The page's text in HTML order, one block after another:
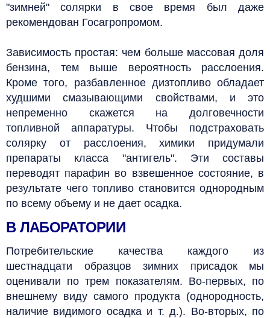
"зимней" солярки в свое время был даже
рекомендован Госагропромом.
Зависимость простая: чем больше массовая доля
бензина, тем выше вероятность расслоения.
Кроме того, разбавленное дизтопливо обладает
худшими смазывающими свойствами, и это
непременно скажется на долговечности
топливной аппаратуры. Чтобы подстраховать
солярку от расслоения, химики придумали
препараты класса "антигель". Эти составы
переводят парафин во взвешенное состояние, в
результате чего топливо становится однородным
по всему объему и не дает осадка.
В ЛАБОРАТОРИИ
Потребительские качества каждого из
шестнадцати образцов зимних присадок мы
оценивали по трем показателям. Во-первых, по
внешнему виду самого продукта (однородность,
наличие видимого осадка и т. д.). Во-вторых, по